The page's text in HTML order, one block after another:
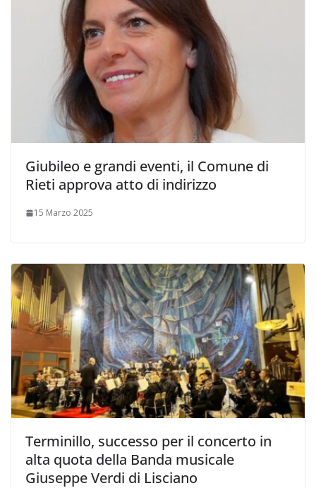
Giubileo e grandi eventi, il Comune di
Rieti approva atto di indirizzo
15 Marzo 2025
Terminillo, successo per il concerto in
alta quota della Banda musicale
Giuseppe Verdi di Lisciano